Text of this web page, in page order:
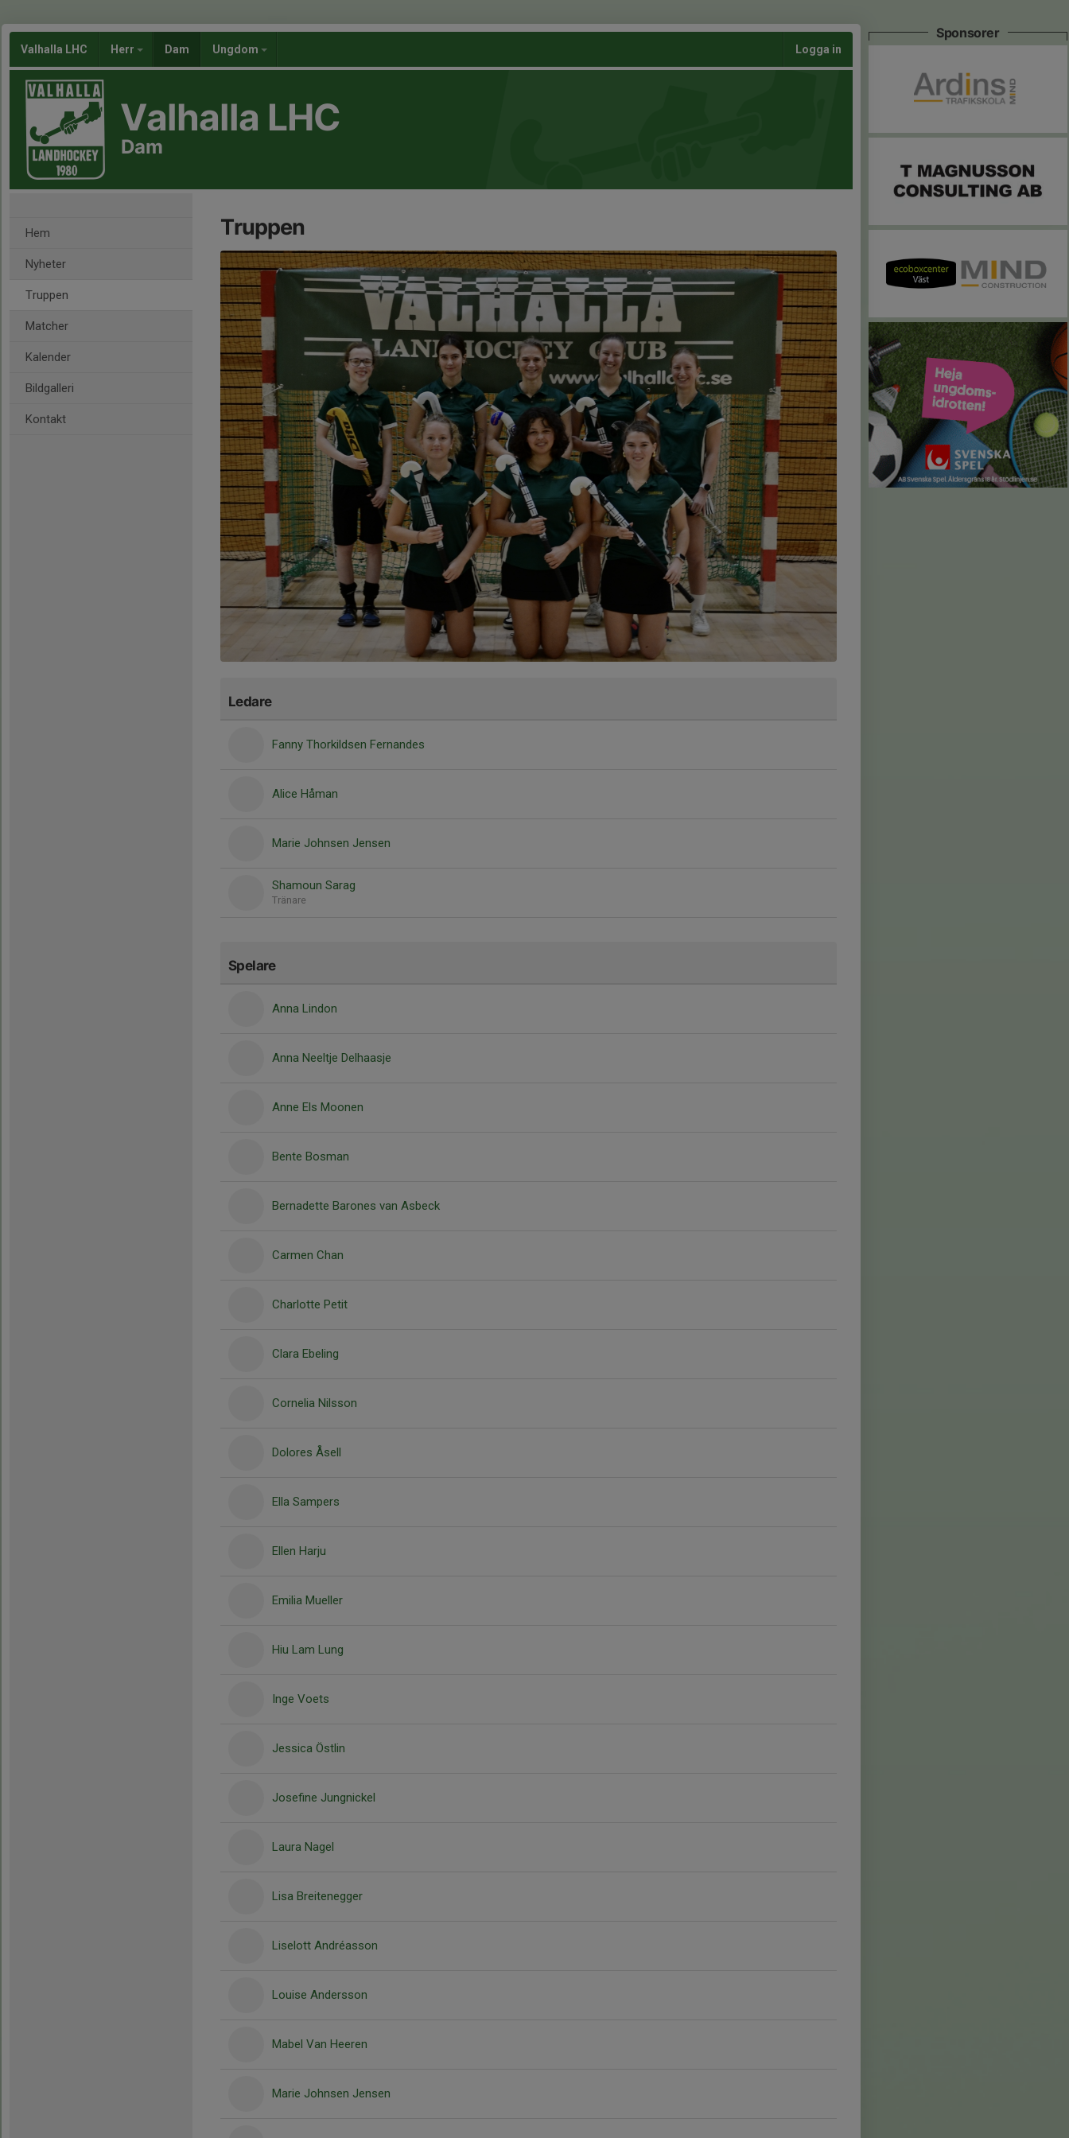
Valhalla LHC Herr Dam Ungdom Logga in
Valhalla LHC
Dam
Hem
Nyheter
Truppen
Matcher
Kalender
Bildgalleri
Kontakt
Truppen
Ledare
Fanny Thorkildsen Fernandes
Alice Håman
Marie Johnsen Jensen
Shamoun Sarag
Tränare
Spelare
Anna Lindon
Anna Neeltje Delhaasje
Anne Els Moonen
Bente Bosman
Bernadette Barones van Asbeck
Carmen Chan
Charlotte Petit
Clara Ebeling
Cornelia Nilsson
Dolores Åsell
Ella Sampers
Ellen Harju
Emilia Mueller
Hiu Lam Lung
Inge Voets
Jessica Östlin
Josefine Jungnickel
Laura Nagel
Lisa Breitenegger
Liselott Andréasson
Louise Andersson
Mabel Van Heeren
Marie Johnsen Jensen
Sponsorer